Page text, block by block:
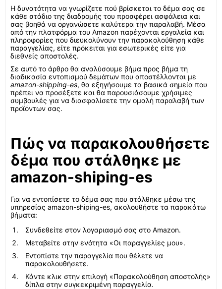
Η δυνατότητα να γνωρίζετε πού βρίσκεται το δέμα σας σε
κάθε στάδιο της διαδρομής του προσφέρει ασφάλεια και
σας βοηθά να οργανώσετε καλύτερα την παραλαβή. Μέσα
από την πλατφόρμα του Amazon παρέχονται εργαλεία και
πληροφορίες που διευκολύνουν την παρακολούθηση κάθε
παραγγελίας, είτε πρόκειται για εσωτερικές είτε για
διεθνείς αποστολές.
Σε αυτό το άρθρο θα αναλύσουμε βήμα προς βήμα τη
διαδικασία εντοπισμού δεμάτων που αποστέλλονται με
amazon-shipping-es, θα εξηγήσουμε τα βασικά σημεία που
πρέπει να προσέξετε και θα παρουσιάσουμε χρήσιμες
συμβουλές για να διασφαλίσετε την ομαλή παραλαβή των
προϊόντων σας.
Πώς να παρακολουθήσετε
δέμα που στάλθηκε με
amazon-shiping-es
Για να εντοπίσετε το δέμα σας που στάλθηκε μέσω της
υπηρεσίας amazon-shiping-es, ακολουθήστε τα παρακάτω
βήματα:
Συνδεθείτε στον λογαριασμό σας στο Amazon.
Μεταβείτε στην ενότητα «Οι παραγγελίες μου».
Εντοπίστε την παραγγελία που θέλετε να
παρακολουθήσετε.
Κάντε κλικ στην επιλογή «Παρακολούθηση αποστολής»
δίπλα στην συγκεκριμένη παραγγελία.